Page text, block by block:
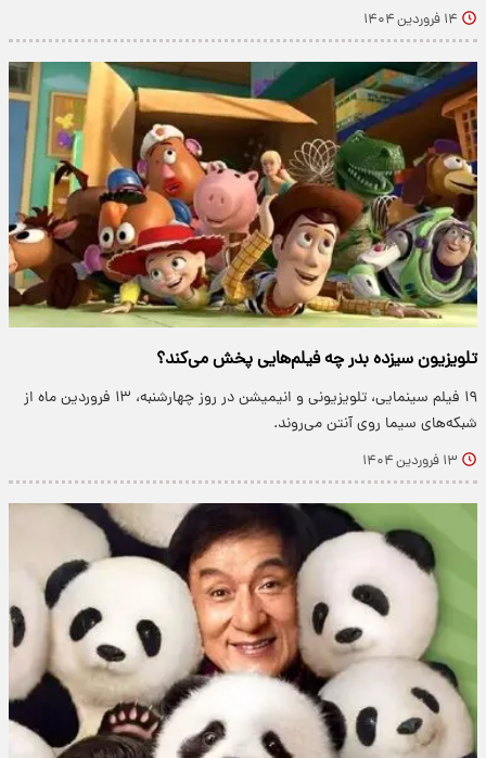
۱۴ فروردین ۱۴۰۴
تلویزیون سیزده بدر چه فیلم‌هایی پخش می‌کند؟
۱۹ فیلم سینمایی، تلویزیونی و انیمیشن در روز چهارشنبه، ۱۳ فروردین ماه از
شبکه‌های سیما روی آنتن می‌روند.
۱۳ فروردین ۱۴۰۴